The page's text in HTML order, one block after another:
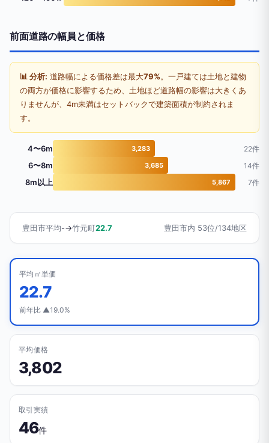
前面道路の幅員と価格
📊 分析: 道路幅による価格差は最大79%。一戸建ては土地と建物
の両方が価格に影響するため、土地ほど道路幅の影響は大きくあ
りませんが、4m未満はセットバックで建築面積が制約されま
す。
4〜6m 3,283 22件
6〜8m 3,685 14件
8m以上 5,867 7件
豊田市平均-→竹元町22.7 豊田市内 53位/134地区
平均㎡単価
22.7
前年比 ▲19.0%
平均価格
3,802
取引実績
46件